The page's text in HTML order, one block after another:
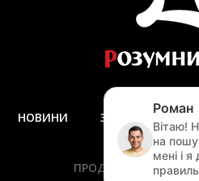
НОВИНИ ЗАПИТАННЯ ТА
ЗАМІР
ПРОДУКЦІЯ
Роман
Вітаю!
на
мені і